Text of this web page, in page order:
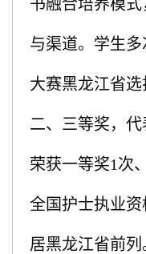
书融合培养模
与渠道。学生
大赛黑龙江省选
二、三等奖，
荣获一等奖1次
全国护士执业
居黑龙江省前